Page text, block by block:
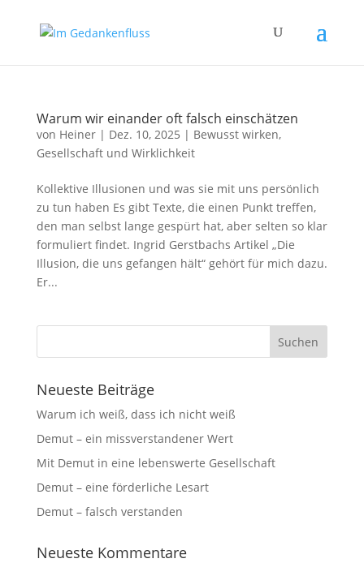
Warum wir einander oft falsch einschätzen
von Heiner| Dez. 10, 2025 | Bewusst wirken,
Gesellschaft und Wirklichkeit
Kollektive Illusionen und was sie mit uns persönlich
zu tun haben Es gibt Texte, die einen Punkt treffen,
den man selbst lange gespürt hat, aber selten so klar
formuliert findet. Ingrid Gerstbachs Artikel „Die
Illusion, die uns gefangen hält“ gehört für mich dazu.
Er...
Neueste Beiträge
Warum ich weiß, dass ich nicht weiß
Demut – ein missverstandener Wert
Mit Demut in eine lebenswerte Gesellschaft
Demut – eine förderliche Lesart
Demut – falsch verstanden
Neueste Kommentare